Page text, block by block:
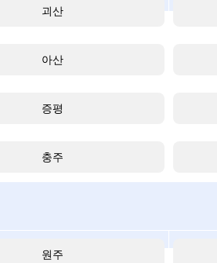
괴산
아산
증평
충주
원주